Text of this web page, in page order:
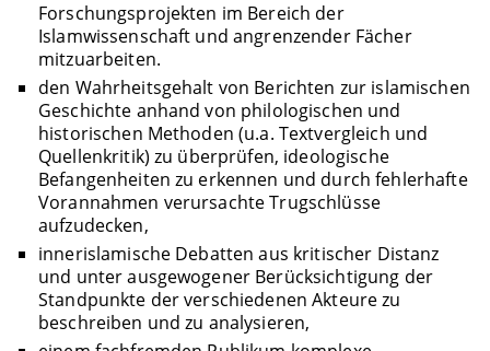
Forschungsprojekten im Bereich der
Islamwissenschaft und angrenzender Fächer
mitzuarbeiten.
den Wahrheitsgehalt von Berichten zur islamischen
Geschichte anhand von philologischen und
historischen Methoden (u.a. Textvergleich und
Quellenkritik) zu überprüfen, ideologische
Befangenheiten zu erkennen und durch fehlerhafte
Vorannahmen verursachte Trugschlüsse
aufzudecken,
innerislamische Debatten aus kritischer Distanz
und unter ausgewogener Berücksichtigung der
Standpunkte der verschiedenen Akteure zu
beschreiben und zu analysieren,